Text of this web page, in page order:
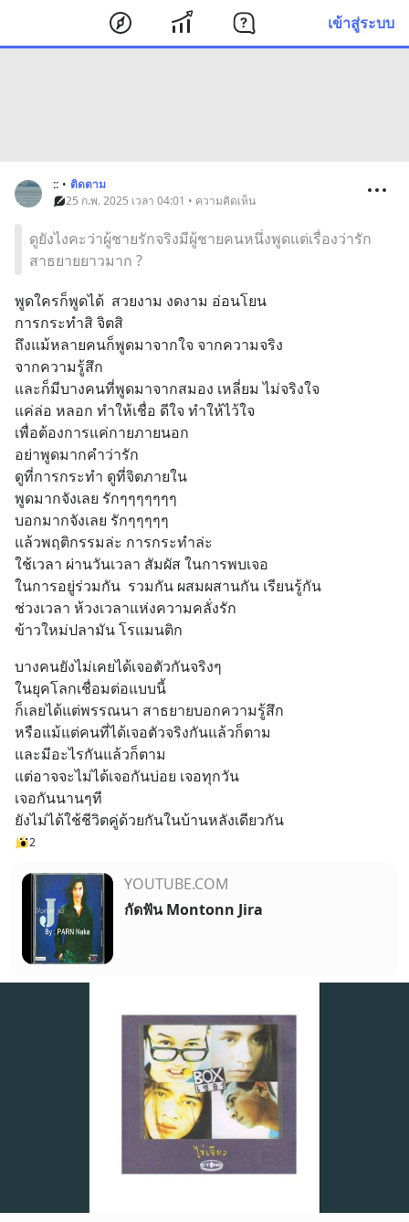
เข้าสู่ระบบ
:: • ติดตาม
25 ก.พ. 2025 เวลา 04:01 • ความคิดเห็น
ดูยังไงคะว่าผู้ชายรักจริงมีผู้ชายคนหนึ่งพูดแต่เรื่องว่ารัก
สาธยายยาวมาก ?
พูดใครก็พูดได้  สวยงาม งดงาม อ่อนโยน
การกระทำสิ จิตสิ
ถึงแม้หลายคนก็พูดมาจากใจ จากความจริง
จากความรู้สึก
และก็มีบางคนที่พูดมาจากสมอง เหลี่ยม ไม่จริงใจ
แค่ล่อ หลอก ทำให้เชื่อ ดีใจ ทำให้ไว้ใจ
เพื่อต้องการแค่กายภายนอก
อย่าพูดมากคำว่ารัก
ดูที่การกระทำ ดูที่จิตภายใน
พูดมากจังเลย รักๆๆๆๆๆๆๆ
บอกมากจังเลย รักๆๆๆๆๆ
แล้วพฤติกรรมล่ะ การกระทำล่ะ
ใช้เวลา ผ่านวันเวลา สัมผัส ในการพบเจอ
ในการอยู่ร่วมกัน  รวมกัน ผสมผสานกัน เรียนรู้กัน
ช่วงเวลา ห้วงเวลาแห่งความคลั่งรัก
ข้าวใหม่ปลามัน โรแมนติก
บางคนยังไม่เคยได้เจอตัวกันจริงๆ
ในยุคโลกเชื่อมต่อแบบนี้
ก็เลยได้แต่พรรณนา สาธยายบอกความรู้สึก
หรือแม้แต่คนที่ได้เจอตัวจริงกันแล้วก็ตาม
และมีอะไรกันแล้วก็ตาม
แต่อาจจะไม่ได้เจอกันบ่อย เจอทุกวัน
เจอกันนานๆที
ยังไม่ได้ใช้ชีวิตคู่ด้วยกันในบ้านหลังเดียวกัน
2
YOUTUBE.COM
กัดฟัน Montonn Jira